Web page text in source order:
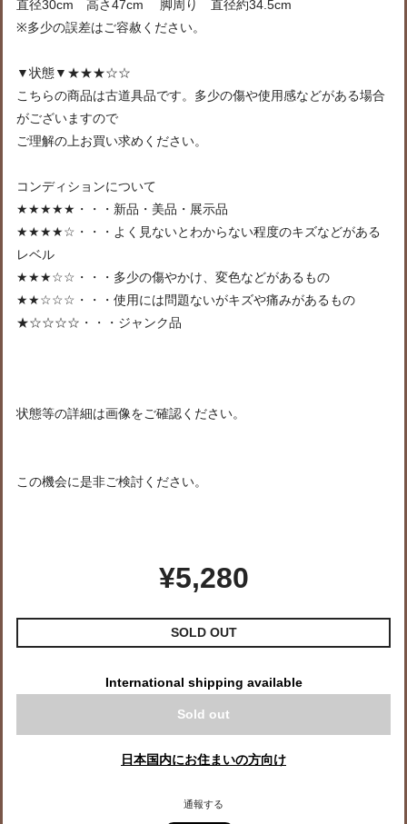
直径30cm 高さ47cm 脚周り 直径約34.5cm
※多少の誤差はご容赦ください。
▼状態▼★★★☆☆
こちらの商品は古道具品です。多少の傷や使用感などがある場合
がございますので
ご理解の上お買い求めください。
コンディションについて
★★★★★・・・新品・美品・展示品
★★★★☆・・・よく見ないとわからない程度のキズなどがある
レベル
★★★☆☆・・・多少の傷やかけ、変色などがあるもの
★★☆☆☆・・・使用には問題ないがキズや痛みがあるもの
★☆☆☆☆・・・ジャンク品
状態等の詳細は画像をご確認ください。
この機会に是非ご検討ください。
¥5,280
SOLD OUT
International shipping available
Sold out
日本国内にお住まいの方向け
通報する